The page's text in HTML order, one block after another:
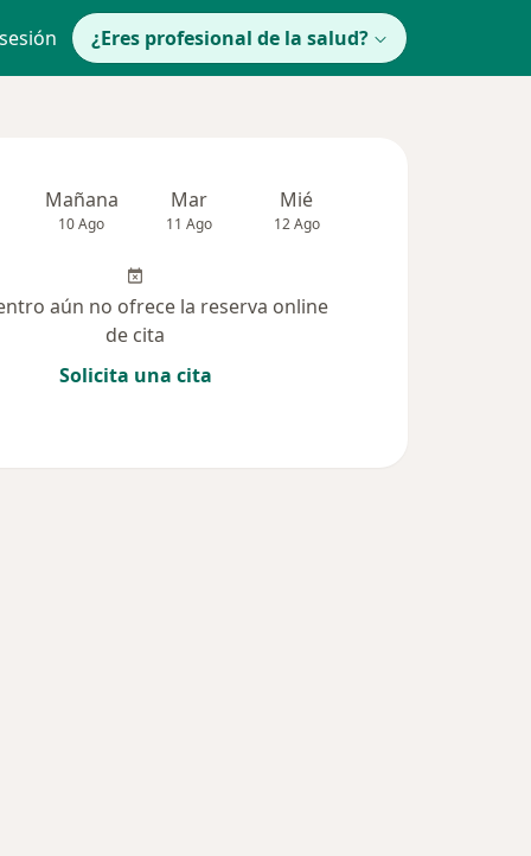
¿Eres profesional de la salud?
Mañana
10 Ago
Mar
11 Ago
Mié
12 Ago
aún no ofrece la reserva online
de cita
Solicita una cita